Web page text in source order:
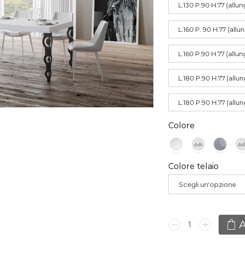
L.130 P.90 H.77
L.160 P. 90 H.77
L.160 P.90 H.77
L.180 P.90 H.77
L.180 P.90 H.77
Colore
Colore telaio
Scegli un'opzione
Tavolo
Karamay